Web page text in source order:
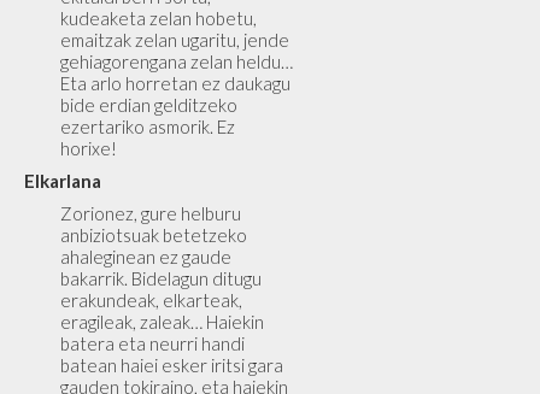
kudeaketa zelan hobetu,
emaitzak zelan ugaritu, jende
gehiagorengana zelan heldu…
Eta arlo horretan ez daukagu
bide erdian gelditzeko
ezertariko asmorik. Ez
horixe!
Elkarlana
Zorionez, gure helburu
anbiziotsuak betetzeko
ahaleginean ez gaude
bakarrik. Bidelagun ditugu
erakundeak, elkarteak,
eragileak, zaleak… Haiekin
batera eta neurri handi
batean haiei esker iritsi gara
gauden tokiraino, eta haiekin